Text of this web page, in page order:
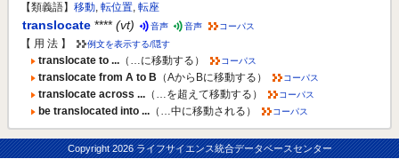
【類義語】 移動, 転位置, 転座
translocate **** (vt) 音声 音声 コーパス
【 用 法 】 例文を表示する/隠す
translocate to ... （…に移動する） コーパス
translocate from A to B （AからBに移動する） コーパス
translocate across ... （…を超えて移動する） コーパス
be translocated into ... （…中に移動される） コーパス
Copyright2026 ライフサイエンス統合データベースセンター